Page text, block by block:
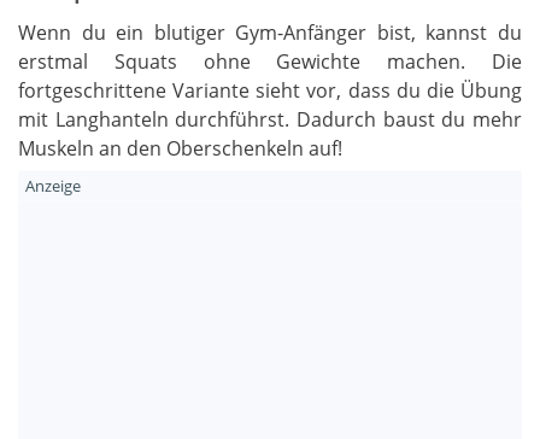
Wenn du ein blutiger Gym-Anfänger bist, kannst du
erstmal Squats ohne Gewichte machen. Die
fortgeschrittene Variante sieht vor, dass du die Übung
mit Langhanteln durchführst. Dadurch baust du mehr
Muskeln an den Oberschenkeln auf!